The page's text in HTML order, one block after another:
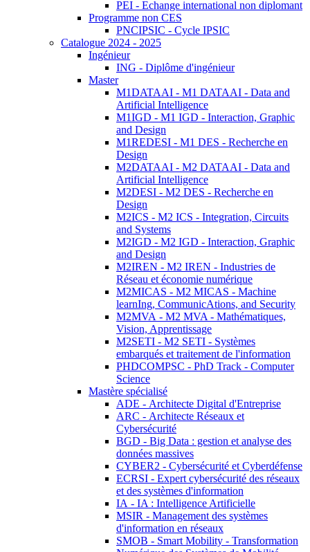
PEI - Echange international non diplomant
Programme non CES
PNCIPSIC - Cycle IPSIC
Catalogue 2024 - 2025
Ingénieur
ING - Diplôme d'ingénieur
Master
M1DATAAI - M1 DATAAI - Data and
Artificial Intelligence
M1IGD - M1 IGD - Interaction, Graphic
and Design
M1REDESI - M1 DES - Recherche en
Design
M2DATAAI - M2 DATAAI - Data and
Artificial Intelligence
M2DESI - M2 DES - Recherche en
Design
M2ICS - M2 ICS - Integration, Circuits
and Systems
M2IGD - M2 IGD - Interaction, Graphic
and Design
M2IREN - M2 IREN - Industries de
Réseau et économie numérique
M2MICAS - M2 MICAS - Machine
learnIng, CommunicAtions, and Security
M2MVA - M2 MVA - Mathématiques,
Vision, Apprentissage
M2SETI - M2 SETI - Systèmes
embarqués et traitement de l'information
PHDCOMPSC - PhD Track - Computer
Science
Mastère spécialisé
ADE - Architecte Digital d'Entreprise
ARC - Architecte Réseaux et
Cybersécurité
BGD - Big Data : gestion et analyse des
données massives
CYBER2 - Cybersécurité et Cyberdéfense
ECRSI - Expert cybersécurité des réseaux
et des systèmes d'information
IA - IA : Intelligence Artificielle
MSIR - Management des systèmes
d'information en réseaux
SMOB - Smart Mobility - Transformation